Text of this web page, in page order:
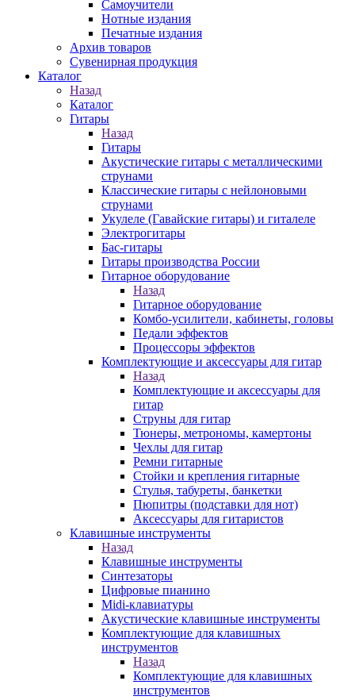
Самоучители
Нотные издания
Печатные издания
Архив товаров
Сувенирная продукция
Каталог
Назад
Каталог
Гитары
Назад
Гитары
Акустические гитары с металлическими
струнами
Классические гитары с нейлоновыми
струнами
Укулеле (Гавайские гитары) и гиталеле
Электрогитары
Бас-гитары
Гитары производства России
Гитарное оборудование
Назад
Гитарное оборудование
Комбо-усилители, кабинеты, головы
Педали эффектов
Процессоры эффектов
Комплектующие и аксессуары для гитар
Назад
Комплектующие и аксессуары для
гитар
Струны для гитар
Тюнеры, метрономы, камертоны
Чехлы для гитар
Ремни гитарные
Стойки и крепления гитарные
Стулья, табуреты, банкетки
Пюпитры (подставки для нот)
Аксессуары для гитаристов
Клавишные инструменты
Назад
Клавишные инструменты
Синтезаторы
Цифровые пианино
Midi-клавиатуры
Акустические клавишные инструменты
Комплектующие для клавишных
инструментов
Назад
Комплектующие для клавишных
инструментов